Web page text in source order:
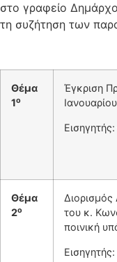
στο γραφείο
τη συζήτηση των
Θέμα
1ο
Έγκριση
Θέμα
2ο
του κ.
ποινική